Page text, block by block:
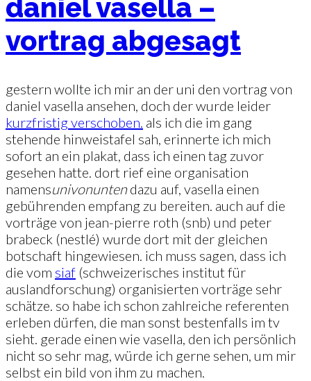
daniel vasella –
vortrag abgesagt
gestern wollte ich mir an der uni den vortrag von
daniel vasella ansehen, doch der wurde leider
kurzfristig verschoben. als ich die im gang
stehende hinweistafel sah, erinnerte ich mich
sofort an ein plakat, dass ich einen tag zuvor
gesehen hatte. dort rief eine organisation
namensunivonuntendazu auf, vasella einen
gebührenden empfang zu bereiten. auch auf die
vorträge von jean-pierre roth (snb) und peter
brabeck (nestlé) wurde dort mit der gleichen
botschaft hingewiesen. ich muss sagen, dass ich
die vom siaf (schweizerisches institut für
auslandforschung) organisierten vorträge sehr
schätze. so habe ich schon zahlreiche referenten
erleben dürfen, die man sonst bestenfalls im tv
sieht. gerade einen wie vasella, den ich persönlich
nicht so sehr mag, würde ich gerne sehen, um mir
selbst ein bild von ihm zu machen.